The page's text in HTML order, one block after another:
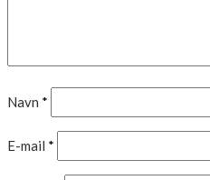
Navn *
E-mail *